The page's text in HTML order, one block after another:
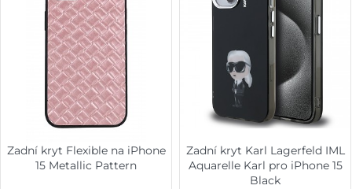
Zadní kryt Flexible na iPhone
15 Metallic Pattern
Zadní kryt Karl Lagerfeld IML
Aquarelle Karl pro iPhone 15
Black